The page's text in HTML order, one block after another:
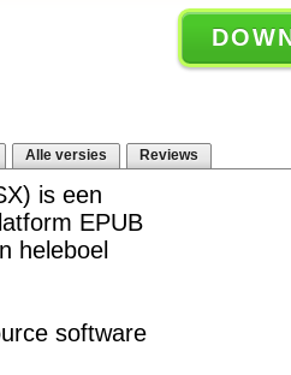
Alle versies Reviews
is een
EPUB
heleboel
software